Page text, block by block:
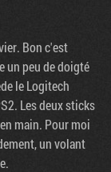
Bon c'est
un peu de doigté
le Logitech
Les deux sticks
main. Pour moi
un volant